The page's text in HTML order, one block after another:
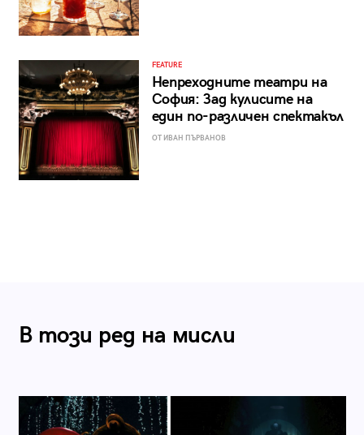
FEATURE
Непреходните театри на
София: Зад кулисите на
един по-различен спектакъл
ОТ ИВАН ПЪРВАНОВ
В този ред на мисли